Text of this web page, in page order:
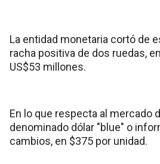
La entidad monetaria cortó de
racha positiva de dos ruedas,
US$53 millones.
En lo que respecta al mercado
denominado dólar "blue" o
cambios, en $375 por unidad.